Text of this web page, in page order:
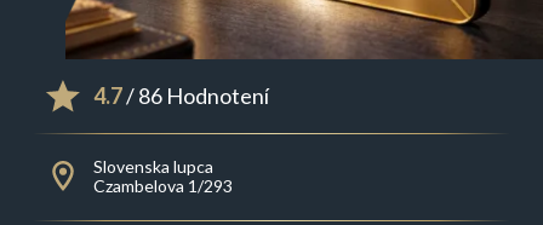
4.7/ 86 Hodnotení
Slovenska lupca
Czambelova 1/293